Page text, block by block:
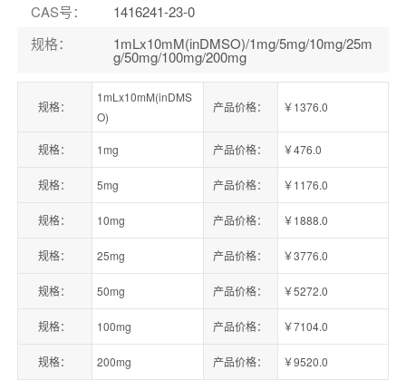
CAS号：
1416241-23-0
规格： 1mLx10mM(inDMSO)/1mg/5mg/10mg/25m
g/50mg/100mg/200mg
规格：
1mLx10mM(inDMS
O)
产品价格： ￥1376.0
规格： 1mg 产品价格： ￥476.0
规格： 5mg 产品价格： ￥1176.0
规格： 10mg 产品价格： ￥1888.0
规格： 25mg 产品价格： ￥3776.0
规格： 50mg 产品价格： ￥5272.0
规格： 100mg 产品价格： ￥7104.0
规格： 200mg 产品价格： ￥9520.0